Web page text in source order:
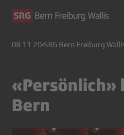
08.11.20 SRG Bern Freiburg
«Persönlich»
Bern